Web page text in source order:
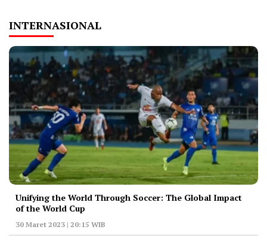
INTERNASIONAL
Unifying the World Through Soccer: The Global Impact
of the World Cup
30 Maret 2023 | 20:15 WIB